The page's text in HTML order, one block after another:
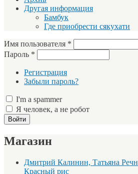
Другая информация
Бамбук
Где приобрести сякухати
Имя пользователя *
Пароль *
Регистрация
Забыли пароль?
I'm a spammer
Я человек, а не робот
Магазин
Дмитрий Калинин, Татьяна
Красный рис